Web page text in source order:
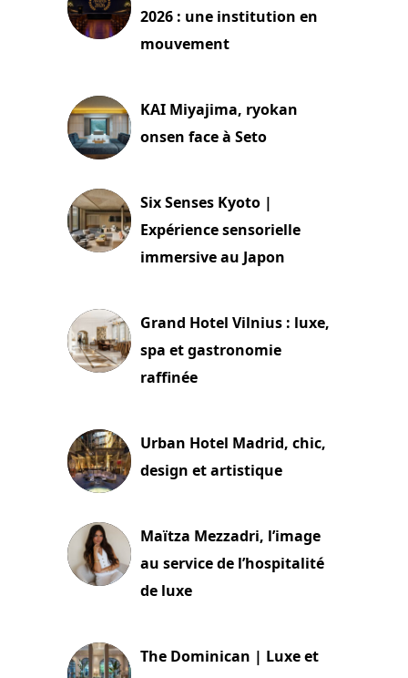
2026 : une institution en
mouvement
KAI Miyajima, ryokan
onsen face à Seto
Six Senses Kyoto |
Expérience sensorielle
immersive au Japon
Grand Hotel Vilnius : luxe,
spa et gastronomie
raffinée
Urban Hotel Madrid, chic,
design et artistique
Maïtza Mezzadri, l’image
au service de l’hospitalité
de luxe
The Dominican | Luxe et